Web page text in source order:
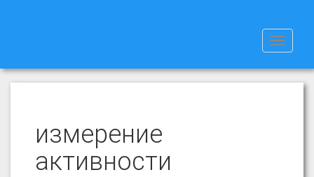
Toggle
измерение
активности